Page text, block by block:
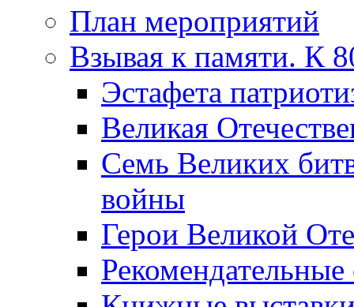
План мероприятий
Взывая к памяти. К
Эcтафета
Великая
Семь Великих
войны
Герои Великой
Рекомендательные